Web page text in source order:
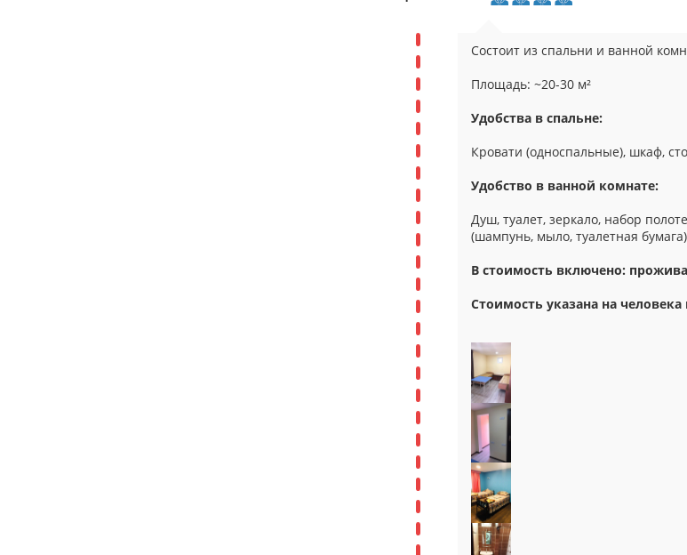
Состоит из спальни и ванной
Площадь: ~20-30 м²
Удобства в спальне:
Кровати (односпальные), шкаф,
Удобство в ванной комнате:
Душ, туалет, зеркало, набор
(шампунь, мыло, туалетная
В стоимость включено:
Стоимость указана на человека